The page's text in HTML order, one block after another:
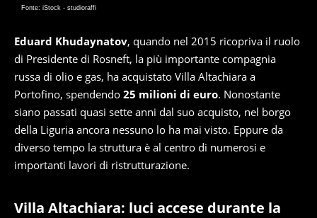
Fonte: iStock - studioraffi
Eduard Khudaynatov, quando nel 2015 ricopriva il ruolo
di Presidente di Rosneft, la più importante compagnia
russa di olio e gas, ha acquistato Villa Altachiara a
Portofino, spendendo 25 milioni di euro. Nonostante
siano passati quasi sette anni dal suo acquisto, nel borgo
della Liguria ancora nessuno lo ha mai visto. Eppure da
diverso tempo la struttura è al centro di numerosi e
importanti lavori di ristrutturazione.
Villa Altachiara: luci accese durante la